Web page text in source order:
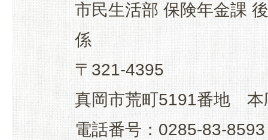
市民生活部 保険年金課
係
〒321-4395
真岡市荒町5191番地 本
電話番号：0285-83-8593